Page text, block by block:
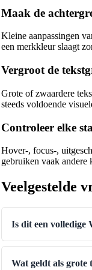
🔗Related Tools
Length Converter
Volumeconverter
Energieconverter
Maak de
Kleine aanpassingen
een merkkleur slaagt
Vergroot de
Grote of zwaardere
steeds voldoende
Controleer elke
Hover-, focus-,
gebruiken vaak andere
Veelgestelde
Is dit een volledige
Wat geldt als grote